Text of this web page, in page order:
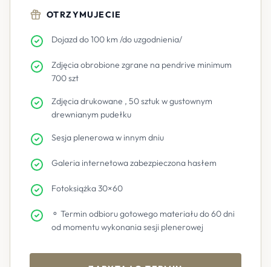
OTRZYMUJECIE
Dojazd do 100 km /do uzgodnienia/
Zdjęcia obrobione zgrane na pendrive minimum
700 szt
Zdjęcia drukowane , 50 sztuk w gustownym
drewnianym pudełku
Sesja plenerowa w innym dniu
Galeria internetowa zabezpieczona hasłem
Fotoksiążka 30×60
⚬ Termin odbioru gotowego materiału do 60 dni
od momentu wykonania sesji plenerowej